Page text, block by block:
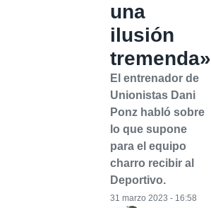
una
ilusión
tremenda»
El entrenador de
Unionistas Dani
Ponz habló sobre
lo que supone
para el equipo
charro recibir al
Deportivo.
31 marzo 2023 - 16:58